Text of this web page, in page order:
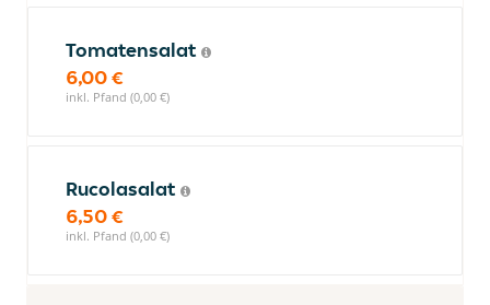
Tomatensalat
6,00 €
inkl. Pfand (0,00 €)
Rucolasalat
6,50 €
inkl. Pfand (0,00 €)